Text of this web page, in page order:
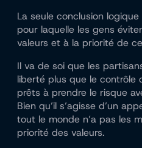
La seule conclusion
pour laquelle les gens
valeurs et à la priorité de
Il va de soi que les
liberté plus que le contrôle
prêts à prendre le risque
Bien qu’il s’agisse d’un
tout le monde n’a pas les
priorité des valeurs.